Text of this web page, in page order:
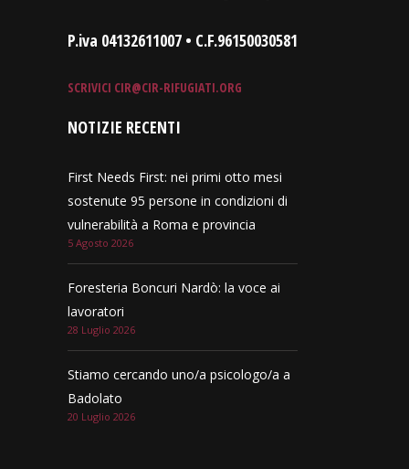
P.iva 04132611007 • C.F.96150030581
SCRIVICI CIR@CIR-RIFUGIATI.ORG
NOTIZIE RECENTI
First Needs First: nei primi otto mesi
sostenute 95 persone in condizioni di
vulnerabilità a Roma e provincia
5 Agosto 2026
Foresteria Boncuri Nardò: la voce ai
lavoratori
28 Luglio 2026
Stiamo cercando uno/a psicologo/a a
Badolato
20 Luglio 2026